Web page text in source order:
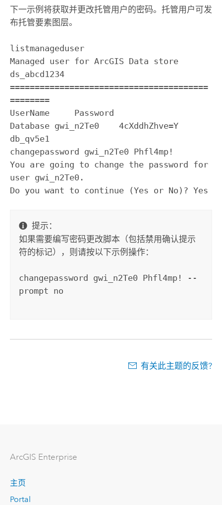
下一示例将获取并更改托管用户的密码。托管用户可发
布托管要素图层。
listmanageduser
Managed user for ArcGIS Data store
ds_abcd1234
========================================
========
UserName     Password
Database gwi_n2Te0    4cXddhZhve=Y
db_qv5e1
changepassword gwi_n2Te0 Phfl4mp!
You are going to change the password for
user gwi_n2Te0.
Do you want to continue (Yes or No)? Yes
提示：
如果需要编写密码更改脚本（包括禁用确认提示
符的标记），则请按以下示例操作：
changepassword gwi_n2Te0 Phfl4mp! --
prompt no
有关此主题的反馈?
ArcGIS Enterprise
主页
Portal